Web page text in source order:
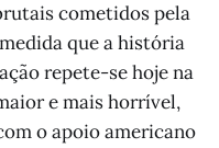
cometidos pela
que a história
repete-se hoje na
e mais horrível,
o apoio americano